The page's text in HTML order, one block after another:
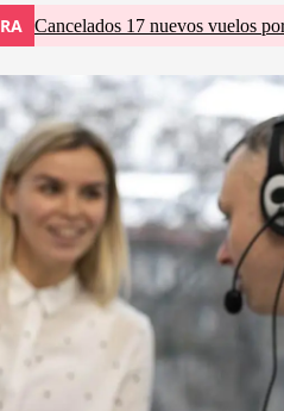
Cancelados 17 nuevos vuelos